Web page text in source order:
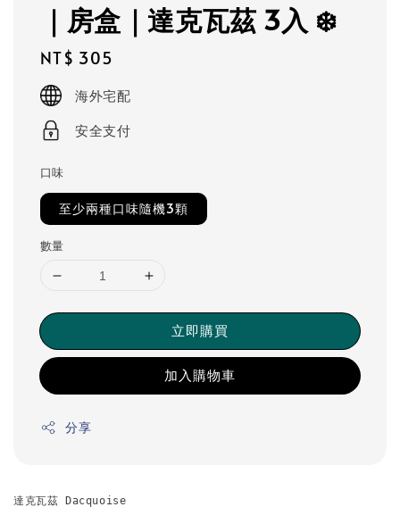
｜房盒｜達克瓦茲 3入 ❄️
Regular
price
NT$ 305
海外宅配
安全支付
口味
至少兩種口味隨機3顆
數量
立即購買
加入購物車
分享
達克瓦茲 Dacquoise